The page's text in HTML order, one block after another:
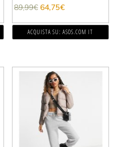
89,99€ 64,75€
ACQUISTA SU: ASOS.COM IT